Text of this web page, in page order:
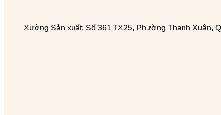
Xưởng Sản xuất: Số 361 TX25, Phường Thạnh Xuân,